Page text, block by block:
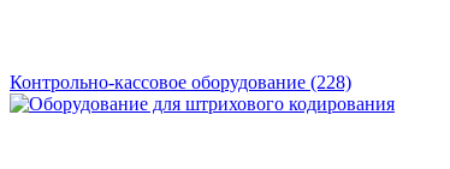
Контрольно-кассовое оборудование (228)